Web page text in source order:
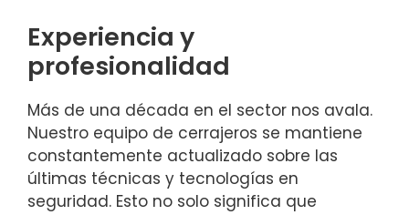
Experiencia y
profesionalidad
Más de una década en el sector nos avala.
Nuestro equipo de cerrajeros se mantiene
constantemente actualizado sobre las
últimas técnicas y tecnologías en
seguridad. Esto no solo significa que